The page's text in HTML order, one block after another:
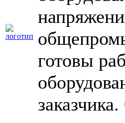
готовы